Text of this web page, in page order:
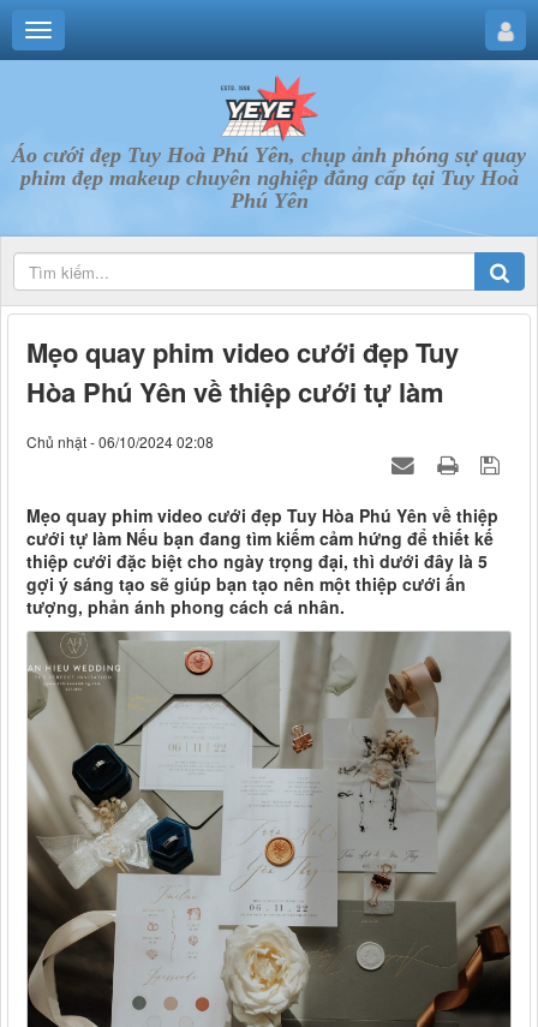
Áo cưới đẹp Tuy Hoà Phú Yên, chụp ảnh phóng sự quay
phim đẹp makeup chuyên nghiệp đẳng cấp tại Tuy Hoà
Phú Yên
Mẹo quay phim video cưới đẹp Tuy
Hòa Phú Yên về thiệp cưới tự làm
Chủ nhật - 06/10/2024 02:08
Mẹo quay phim video cưới đẹp Tuy Hòa Phú Yên về thiệp
cưới tự làm Nếu bạn đang tìm kiếm cảm hứng để thiết kế
thiệp cưới đặc biệt cho ngày trọng đại, thì dưới đây là 5
gợi ý sáng tạo sẽ giúp bạn tạo nên một thiệp cưới ấn
tượng, phản ánh phong cách cá nhân.